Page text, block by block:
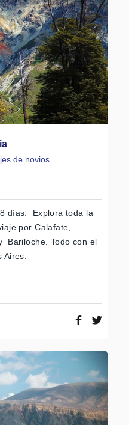
de novios
días. Explora toda la
por Calafate,
Bariloche. Todo con el